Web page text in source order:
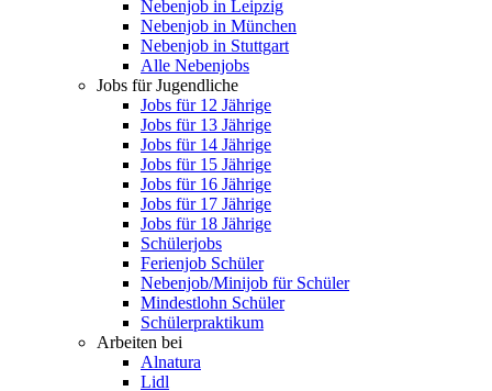
Nebenjob in Leipzig
Nebenjob in München
Nebenjob in Stuttgart
Alle Nebenjobs
Jobs für Jugendliche
Jobs für 12 Jährige
Jobs für 13 Jährige
Jobs für 14 Jährige
Jobs für 15 Jährige
Jobs für 16 Jährige
Jobs für 17 Jährige
Jobs für 18 Jährige
Schülerjobs
Ferienjob Schüler
Nebenjob/Minijob für Schüler
Mindestlohn Schüler
Schülerpraktikum
Arbeiten bei
Alnatura
Lidl